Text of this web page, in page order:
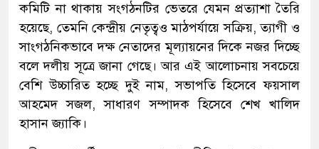
কমিটি না থাকায় সংগঠনটির ভেতরে যেমন প্রত্যাশা তৈরি
হয়েছে, তেমনি কেন্দ্রীয় নেতৃত্বও মাঠপর্যায়ে সক্রিয়, ত্যাগী ও
সাংগঠনিকভাবে দক্ষ নেতাদের মূল্যায়নের দিকে নজর দিচ্ছে
বলে দলীয় সূত্রে জানা গেছে। আর এই আলোচনায় সবচেয়ে
বেশি উচ্চারিত হচ্ছে দুই নাম, সভাপতি হিসেবে ফয়সাল
আহমেদ সজল, সাধারণ সম্পাদক হিসেবে শেখ খালিদ
হাসান জ্যাকি।